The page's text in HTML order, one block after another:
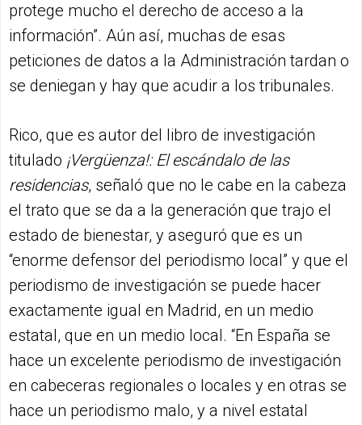
protege mucho el derecho de acceso a la
información”. Aún así, muchas de esas
peticiones de datos a la Administración tardan o
se deniegan y hay que acudir a los tribunales.
Rico, que es autor del libro de investigación
titulado ¡Vergüenza!: El escándalo de las
residencias, señaló que no le cabe en la cabeza
el trato que se da a la generación que trajo el
estado de bienestar, y aseguró que es un
“enorme defensor del periodismo local” y que el
periodismo de investigación se puede hacer
exactamente igual en Madrid, en un medio
estatal, que en un medio local. “En España se
hace un excelente periodismo de investigación
en cabeceras regionales o locales y en otras se
hace un periodismo malo, y a nivel estatal